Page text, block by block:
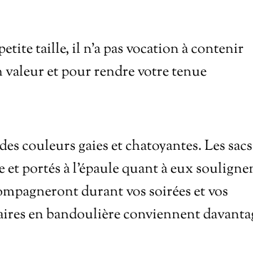
taille, il n’a pas vocation à contenir
et pour rendre votre tenue
couleurs gaies et chatoyantes. Les sacs
portés à l’épaule quant à eux
durant vos soirées et vos
en bandoulière conviennent